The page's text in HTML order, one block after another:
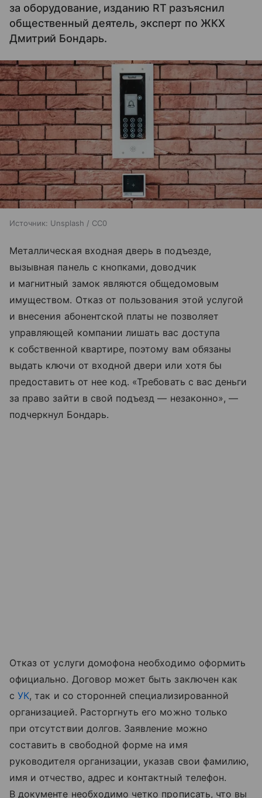
за оборудование, изданию RT разъяснил
общественный деятель, эксперт по ЖКХ
Дмитрий Бондарь.
Источник: Unsplash / CC0
Металлическая входная дверь в подъезде,
вызывная панель с кнопками, доводчик
и магнитный замок являются общедомовым
имуществом. Отказ от пользования этой услугой
и внесения абонентской платы не позволяет
управляющей компании лишать вас доступа
к собственной квартире, поэтому вам обязаны
выдать ключи от входной двери или хотя бы
предоставить от нее код. «Требовать с вас деньги
за право зайти в свой подъезд — незаконно», —
подчеркнул Бондарь.
Отказ от услуги домофона необходимо оформить
официально. Договор может быть заключен как
сУК, так и со сторонней специализированной
организацией. Расторгнуть его можно только
при отсутствии долгов. Заявление можно
составить в свободной форме на имя
руководителя организации, указав свои фамилию,
имя и отчество, адрес и контактный телефон.
В документе необходимо четко прописать, что вы